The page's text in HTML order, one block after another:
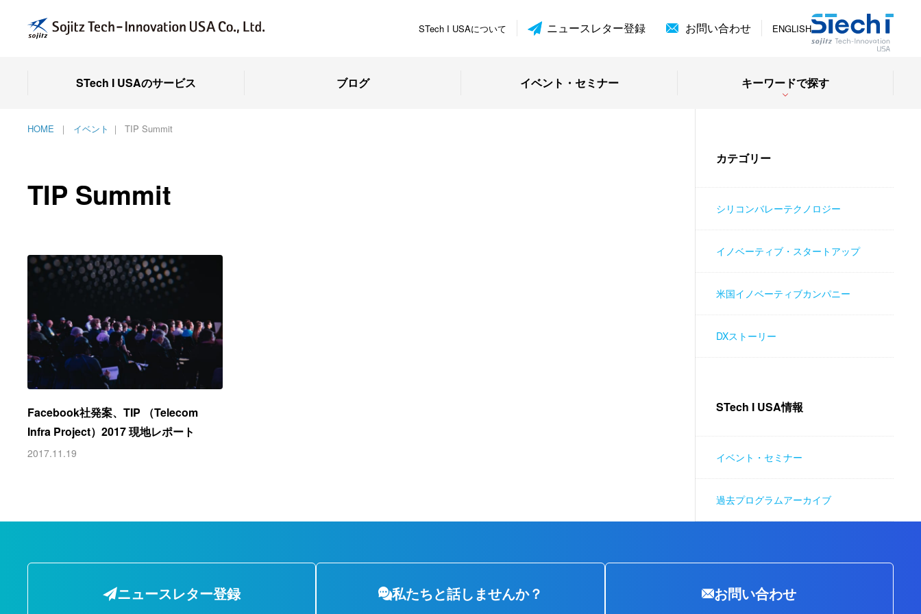
STech I USAについて ニュースレター登録 お問い合わせ ENGLISH
STech I USAのサービス ブログ イベント・セミナー キーワードで探す
HOME イベント TIP Summit
TIP Summit
Facebook社発案、TIP （Telecom
Infra Project）2017 現地レポート
2017.11.19
カテゴリー
シリコンバレーテクノロジー
イノベーティブ・スタートアップ
米国イノベーティブカンパニー
DXストーリー
STech I USA情報
イベント・セミナー
過去プログラムアーカイブ
ニュースレター登録 私たちと話しませんか？ お問い合わせ